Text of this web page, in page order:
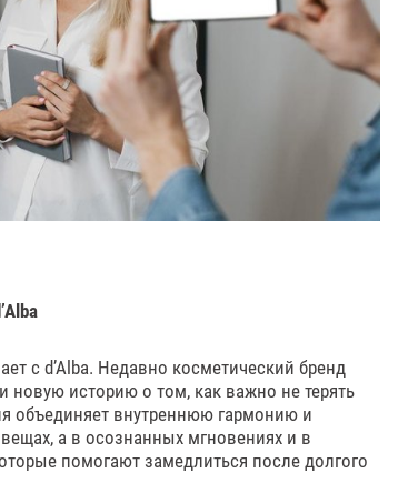
с d’Alba. Недавно косметический бренд
новую историю о том, как важно не терять
объединяет внутреннюю гармонию и
а в осознанных мгновениях и в
помогают замедлиться после долгого